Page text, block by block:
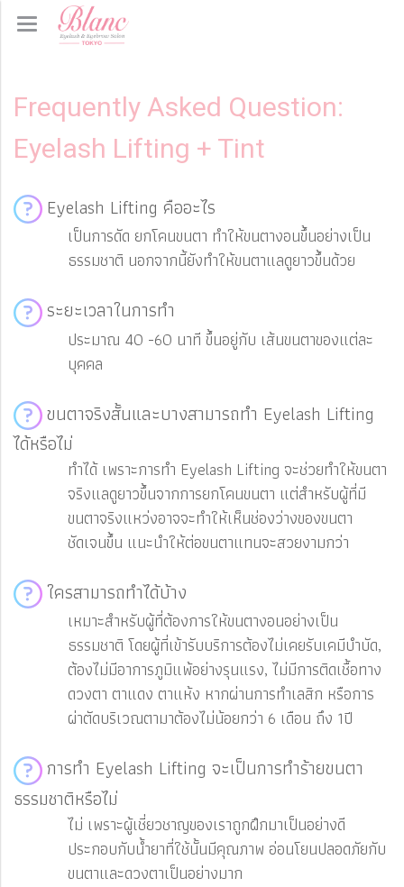
Frequently Asked Question:
Eyelash Lifting + Tint
Eyelash Lifting คืออะไร
เป็นการดัด ยกโคนขนตา ทำให้ขนตางอนขึ้นอย่างเป็น
ธรรมชาติ นอกจากนี้ยังทำให้ขนตาแลดูยาวขึ้นด้วย
ระยะเวลาในการทำ
ประมาณ 40 -60 นาที ขึ้นอยู่กับ เส้นขนตาของแต่ละ
บุคคล
ขนตาจริงสั้นและบางสามารถทำ Eyelash Lifting
ได้หรือไม่
ทำได้ เพราะการทำ Eyelash Lifting จะช่วยทำให้ขนตา
จริงแลดูยาวขึ้นจากการยกโคนขนตา แต่สำหรับผู้ที่มี
ขนตาจริงแหว่งอาจจะทำให้เห็นช่องว่างของขนตา
ชัดเจนขึ้น แนะนำให้ต่อขนตาแทนจะสวยงามกว่า
ใครสามารถทำได้บ้าง
เหมาะสำหรับผู้ที่ต้องการให้ขนตางอนอย่างเป็น
ธรรมชาติ โดยผู้ที่เข้ารับบริการต้องไม่เคยรับเคมีบำบัด,
ต้องไม่มีอาการภูมิแพ้อย่างรุนแรง, ไม่มีการติดเชื้อทาง
ดวงตา ตาแดง ตาแห้ง หากผ่านการทำเลสิก หรือการ
ผ่าตัดบริเวณตามาต้องไม่น้อยกว่า 6 เดือน ถึง 1ปี
การทำ Eyelash Lifting จะเป็นการทำร้ายขนตา
ธรรมชาติหรือไม่
ไม่ เพราะผู้เชี่ยวชาญของเราถูกฝึกมาเป็นอย่างดี
ประกอบกับน้ำยาที่ใช้นั้นมีคุณภาพ อ่อนโยนปลอดภัยกับ
ขนตาและดวงตาเป็นอย่างมาก